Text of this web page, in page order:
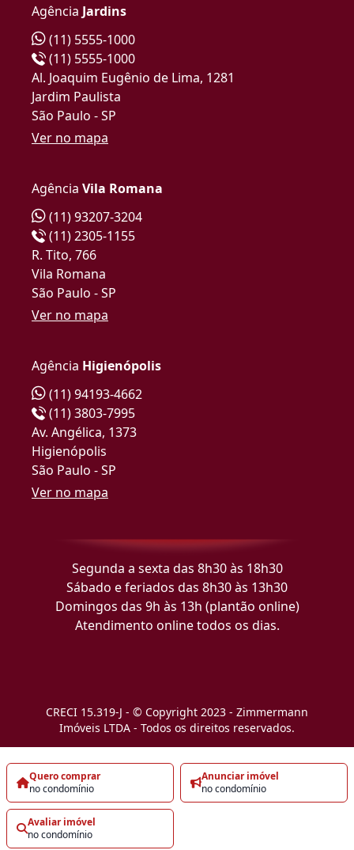
Quero comprar
no condomínio
Anunciar imóvel
no condomínio
Avaliar imóvel
no condomínio
Agência Jardins
(11) 5555-1000
(11) 5555-1000
Al. Joaquim Eugênio de Lima, 1281
Jardim Paulista
São Paulo - SP
Ver no mapa
Agência Vila Romana
(11) 93207-3204
(11) 2305-1155
R. Tito, 766
Vila Romana
São Paulo - SP
Ver no mapa
Agência Higienópolis
(11) 94193-4662
(11) 3803-7995
Av. Angélica, 1373
Higienópolis
São Paulo - SP
Ver no mapa
Segunda a sexta das 8h30 às 18h30
Sábado e feriados das 8h30 às 13h30
Domingos das 9h às 13h (plantão online)
Atendimento online todos os dias.
CRECI 15.319-J - © Copyright 2023 - Zimmermann
Imóveis LTDA - Todos os direitos reservados.